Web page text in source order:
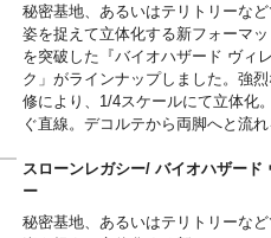
秘密基地、あるいはテリトリーな
姿を捉えて立体化する新フォーマ
を突破した『バイオハザード ヴィ
ク」がラインナップしました。強
修により、1/4スケールにて立体化
ぐ直線。デコルテから両脚へと流
ど、各部の作り込みも妥協なし。
るソファなど、細部まで造型と塗
替えパーツを追加します。邪悪な
スローンレガシー/ バイオハザー
ー
秘密基地、あるいはテリトリーな